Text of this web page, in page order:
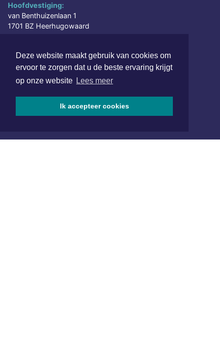
Deze website maakt gebruik van cookies om
ervoor te zorgen dat u de beste ervaring krijgt
op onze website Lees meer
Ik accepteer cookies
Hoofdvestiging:
van Benthuizenlaan 1
1701 BZ Heerhugowaard
redactie@xyto.nl
www.xyto.nl